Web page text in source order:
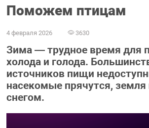
Поможем птицам
4 февраля 2026 3630
Зима — трудное время для
холода и голода.
источников пищи
насекомые прячутся,
снегом.